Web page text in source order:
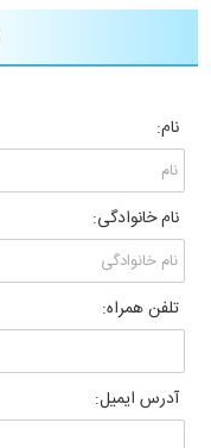
نام:
نام خانوادگی:
تلفن همراه:
آدرس ایمیل: